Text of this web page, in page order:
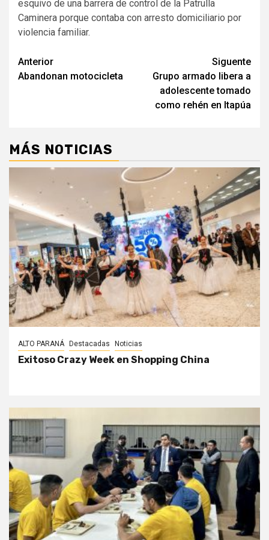
esquivo de una barrera de control de la Patrulla
Caminera porque contaba con arresto domiciliario por
violencia familiar.
Navegación
de
Anterior
Abandonan motocicleta
Siguente
Grupo armado libera a
adolescente tomado
como rehén en Itapúa
MÁS NOTICIAS
ALTO PARANÁ Destacadas Noticias
Exitoso Crazy Week en Shopping China